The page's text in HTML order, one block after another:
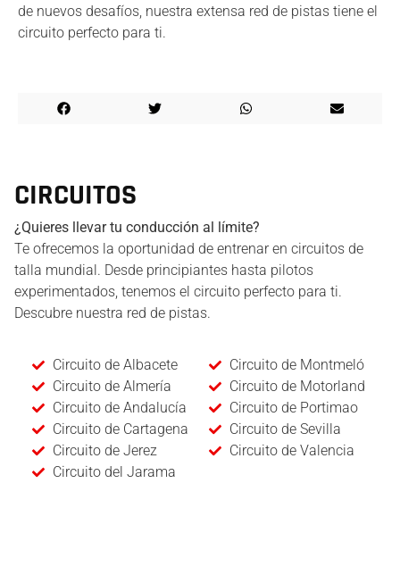
de nuevos desafíos, nuestra extensa red de pistas tiene el
circuito perfecto para ti.
CIRCUITOS
¿Quieres llevar tu conducción al límite?
Te ofrecemos la oportunidad de entrenar en circuitos de
talla mundial. Desde principiantes hasta pilotos
experimentados, tenemos el circuito perfecto para ti.
Descubre nuestra red de pistas.
Circuito de Albacete
Circuito de Almería
Circuito de Andalucía
Circuito de Cartagena
Circuito de Jerez
Circuito del Jarama
Circuito de Montmeló
Circuito de Motorland
Circuito de Portimao
Circuito de Sevilla
Circuito de Valencia